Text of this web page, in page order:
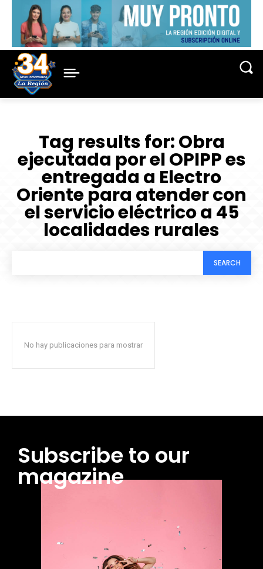
Tag results for:Obra
ejecutada por el OPIPP es
entregada a Electro
Oriente para atender con
el servicio eléctrico a 45
localidades rurales
SEARCH
No hay publicaciones para mostrar
Subscribe to our
magazine